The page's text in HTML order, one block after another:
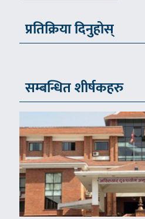
प्रतिक्रिया दिनुहोस्
सम्बन्धित शीर्षकहरु